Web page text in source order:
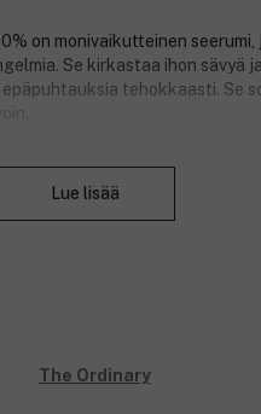
on monivaikutteinen
Se kirkastaa ihon sävyä
tehokkaasti. Se
Lue lisää